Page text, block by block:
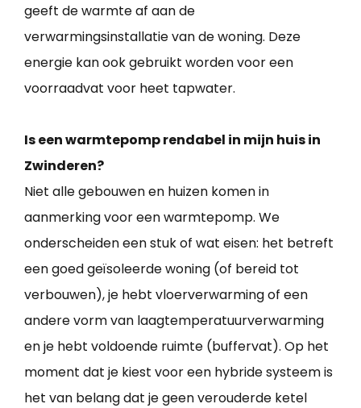
geeft de warmte af aan de
verwarmingsinstallatie van de woning. Deze
energie kan ook gebruikt worden voor een
voorraadvat voor heet tapwater.
Is een warmtepomp rendabel in mijn huis in
Zwinderen?
Niet alle gebouwen en huizen komen in
aanmerking voor een warmtepomp. We
onderscheiden een stuk of wat eisen: het betreft
een goed geïsoleerde woning (of bereid tot
verbouwen), je hebt vloerverwarming of een
andere vorm van laagtemperatuurverwarming
en je hebt voldoende ruimte (buffervat). Op het
moment dat je kiest voor een hybride systeem is
het van belang dat je geen verouderde ketel